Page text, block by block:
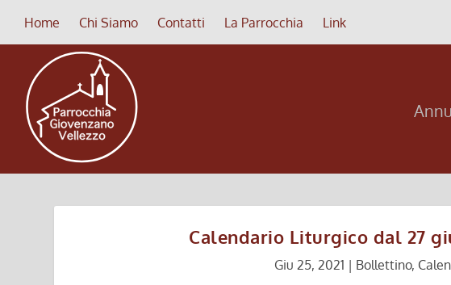
Home Chi Siamo Contatti La Parrocchia Link
Calendario Liturgico dal 27
Giu 25, 2021 | Bollettino,